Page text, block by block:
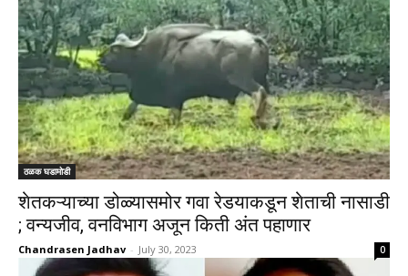
ठळक घडामोडी
शेतकऱ्याच्या डोळ्यासमोर गवा रेडयाकडून शेताची नासाडी
; वन्यजीव, वनविभाग अजून किती अंत पहाणार
Chandrasen Jadhav - July 30, 2023 0